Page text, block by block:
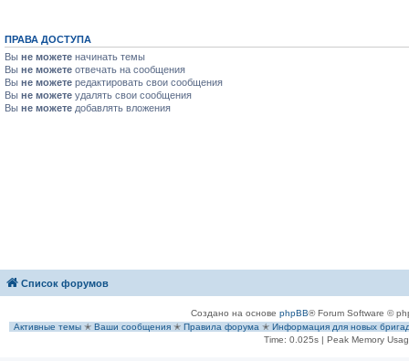
ПРАВА ДОСТУПА
Вы не можете начинать темы
Вы не можете отвечать на сообщения
Вы не можете редактировать свои сообщения
Вы не можете удалять свои сообщения
Вы не можете добавлять вложения
Список форумов
Создано на основе phpBB® Forum Software ©
Активные темы ✭ Ваши сообщения ✭ Правила форума ✭ Информация для новых
Time: 0.025s| Peak Memory